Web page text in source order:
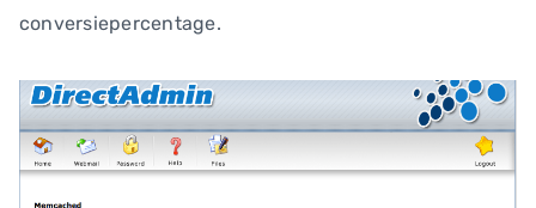
conversiepercentage.